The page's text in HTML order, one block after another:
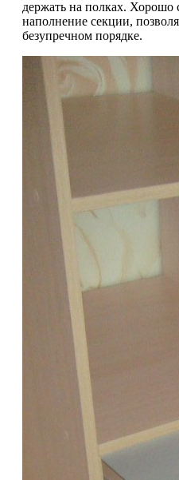
держать на полках. Хорошо
наполнение секции,
безупречном порядке.